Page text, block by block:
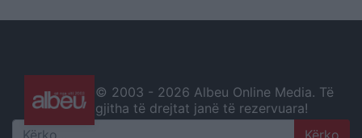
© 2003 - 2026 Albeu Online Media. Të
gjitha të drejtat janë të rezervuara!